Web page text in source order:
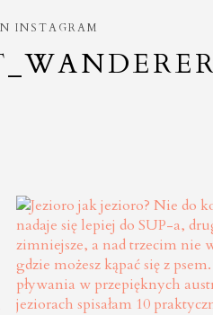
INSTAGRAM